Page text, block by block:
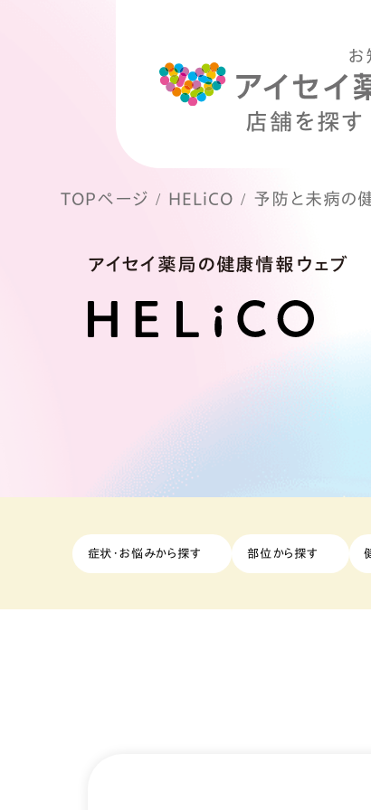
お
店舗を探す
TOPページ HELiCO 予防と未病の
アイセイ薬局の健康情報ウェブ
症状・お悩みから探す 部位から探す